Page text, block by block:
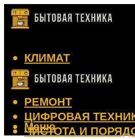
КЛИМАТ
КРАСОТА
КУХНЯ
РЕМОНТ
ЦИФРОВАЯ
ЧИСТОТА И
Меню